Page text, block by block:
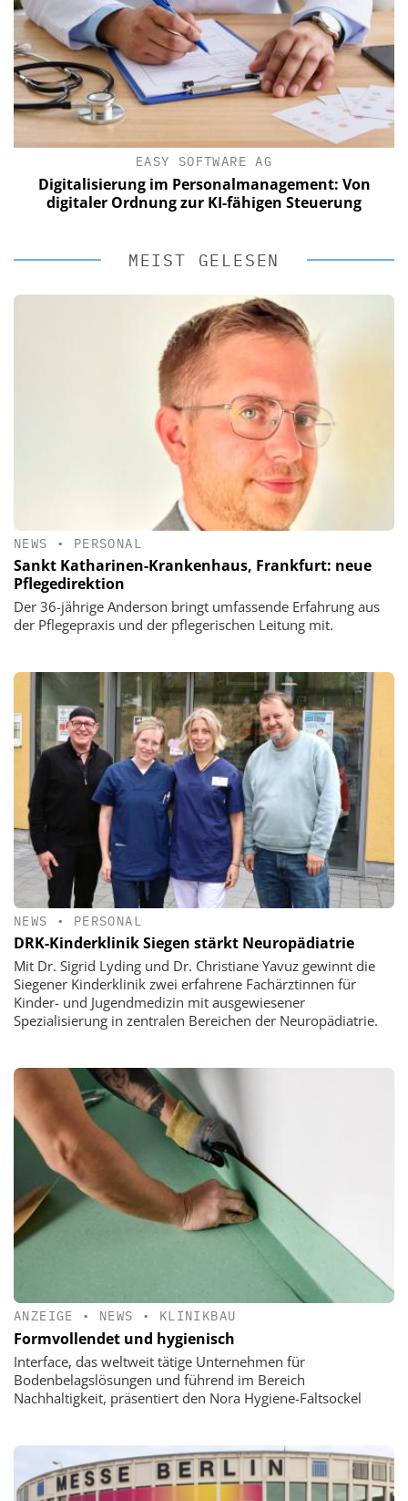
EASY SOFTWARE AG
Digitalisierung im Personalmanagement: Von
digitaler Ordnung zur KI-fähigen Steuerung
MEIST GELESEN
NEWS • PERSONAL
Sankt Katharinen-Krankenhaus, Frankfurt: neue
Pflegedirektion
Der 36-jährige Anderson bringt umfassende Erfahrung aus
der Pflegepraxis und der pflegerischen Leitung mit.
NEWS • PERSONAL
DRK-Kinderklinik Siegen stärkt Neuropädiatrie
Mit Dr. Sigrid Lyding und Dr. Christiane Yavuz gewinnt die
Siegener Kinderklinik zwei erfahrene Fachärztinnen für
Kinder- und Jugendmedizin mit ausgewiesener
Spezialisierung in zentralen Bereichen der Neuropädiatrie.
ANZEIGE • NEWS • KLINIKBAU
Formvollendet und hygienisch
Interface, das weltweit tätige Unternehmen für
Bodenbelagslösungen und führend im Bereich
Nachhaltigkeit, präsentiert den Nora Hygiene-Faltsockel